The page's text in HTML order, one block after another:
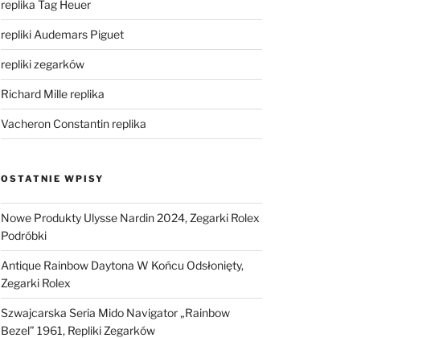
replika Tag Heuer
repliki Audemars Piguet
repliki zegarków
Richard Mille replika
Vacheron Constantin replika
OSTATNIE WPISY
Nowe Produkty Ulysse Nardin 2024, Zegarki Rolex
Podróbki
Antique Rainbow Daytona W Końcu Odsłonięty,
Zegarki Rolex
Szwajcarska Seria Mido Navigator „Rainbow
Bezel” 1961, Repliki Zegarków